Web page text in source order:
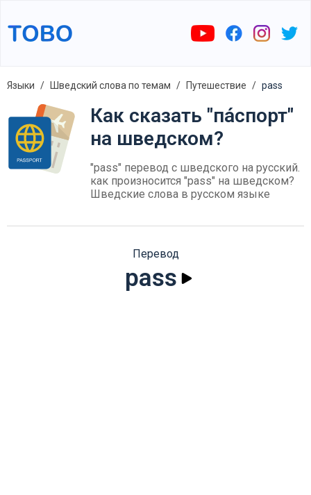
Языки Шведский слова по темам Путешествие pass
Как сказать "па́спорт"
на шведском?
"pass" перевод с шведского на русский.
как произносится "pass" на шведском?
Шведские слова в русском языке
Перевод
pass